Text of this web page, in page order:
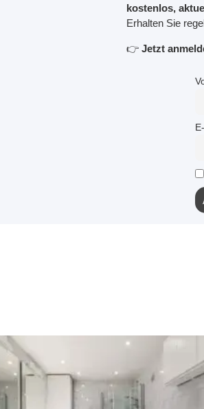
kostenlos,
Erhalten Sie
👉 Jetzt